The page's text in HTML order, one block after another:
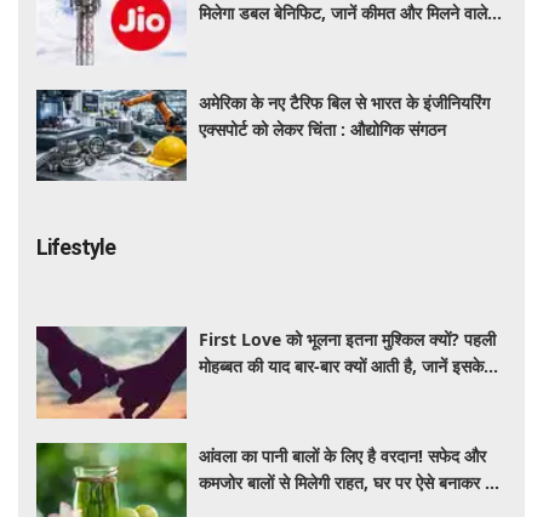
मिलेगा डबल बेनिफिट, जानें कीमत और मिलने वाले
अमेरिका के नए टैरिफ बिल से भारत के इंजीनियरिंग
एक्सपोर्ट को लेकर चिंता : औद्योगिक संगठन
Lifestyle
First Love को भूलना इतना मुश्किल क्यों? पहली
मोहब्बत की याद बार-बार क्यों आती है, जानें इसके
आंवला का पानी बालों के लिए है वरदान! सफेद और
कमजोर बालों से मिलेगी राहत, घर पर ऐसे बनाकर करें